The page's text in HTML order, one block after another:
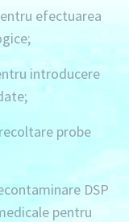
efectuarea
introducere
probe
DSP
pentru